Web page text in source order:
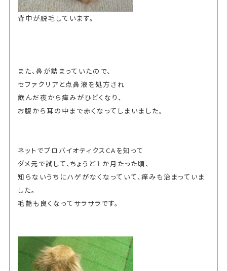
背中が脱毛しています。
また、鼻が詰まっていたので、
セファクリアと点鼻液を処方され
飲んだ夜から痒みがひどくなり、
お腹から耳の中まで赤くなってしまいました。
ネットでプロバイオティクスCAを知って
ダメ元で試して、ちょうど１か月たった頃、
知らないうちにハゲがなくなっていて、痒みも治まっていま
した。
毛艶も良くなってサラサラです。